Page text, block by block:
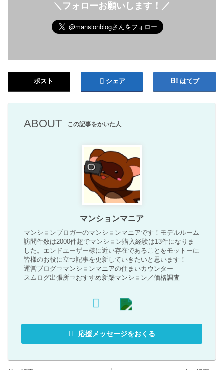
＼フォローお願いします！／
ポスト シェア はてブ
ABOUT この記事をかいた人
マンションマニア
マンションブロガーのマンションマニアです！モデルルーム
訪問件数は2000件超でマンション購入経験は13件になりま
した。エンドユーザー様に近い存在であることをモットーに
皆様のお役に立つ記事を更新していきたいと思います！
運営ブログ⇒マンションマニアの住まいカウンター
スムログ出張所⇒おすすめ新築マンション ／価格調査
応援メッセージをおくる